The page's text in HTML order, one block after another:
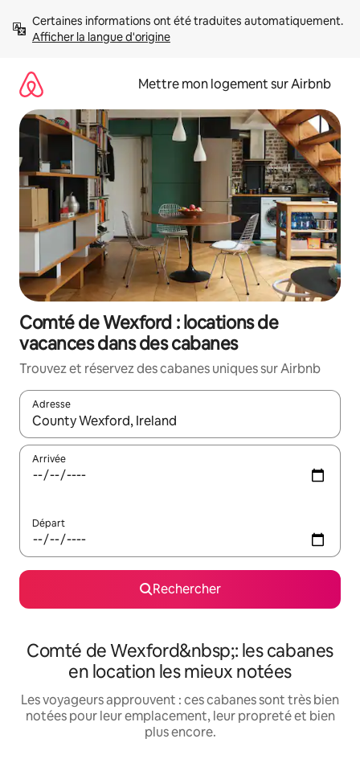
directement
Afficher la langue d'origine
Mettre mon logement sur Airbnb
Comté de Wexford : locations de
vacances dans des cabanes
Trouvez et réservez des cabanes uniques sur Airbnb
Adresse
Lorsque les résultats s'affichent, utilisez les flèches vers le
Arrivée
Départ
Rechercher
Comté de Wexford&nbsp;: les cabanes
en location les mieux notées
Les voyageurs approuvent : ces cabanes sont très bien
notées pour leur emplacement, leur propreté et bien
plus encore.